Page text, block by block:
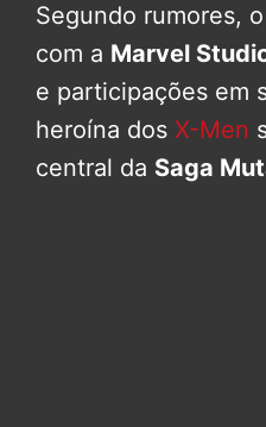
Segundo rumores,
com a Marvel
e participações em
heroína dos X-Men
central da Saga